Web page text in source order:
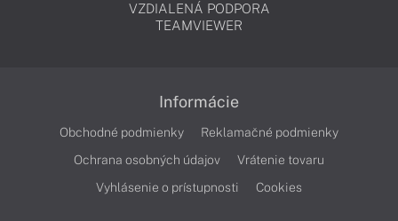
VZDIALENÁ PODPORA
TEAMVIEWER
Informácie
Obchodné podmienky
Reklamačné podmienky
Ochrana osobných údajov
Vrátenie tovaru
Vyhlásenie o prístupnosti
Cookies